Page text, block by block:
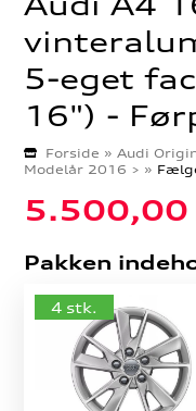
5-eget
16") -
Forside »Audi
Modelår 2016 > »
5.500,00
Pakken
4 stk.